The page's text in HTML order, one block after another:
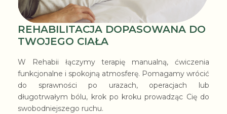
REHABILITACJA DOPASOWANA DO
TWOJEGO CIAŁA
W Rehabii łączymy terapię manualną, ćwiczenia
funkcjonalne i spokojną atmosferę. Pomagamy wrócić
do sprawności po urazach, operacjach lub
długotrwałym bólu, krok po kroku prowadząc Cię do
swobodniejszego ruchu.